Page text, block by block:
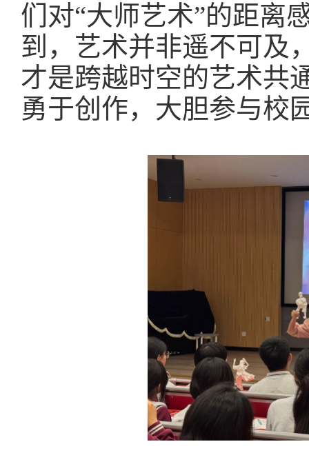
们对“大师艺术”的距离
到，艺术并非遥不可及
才是跨越时空的艺术共
勇于创作，大胆参与校